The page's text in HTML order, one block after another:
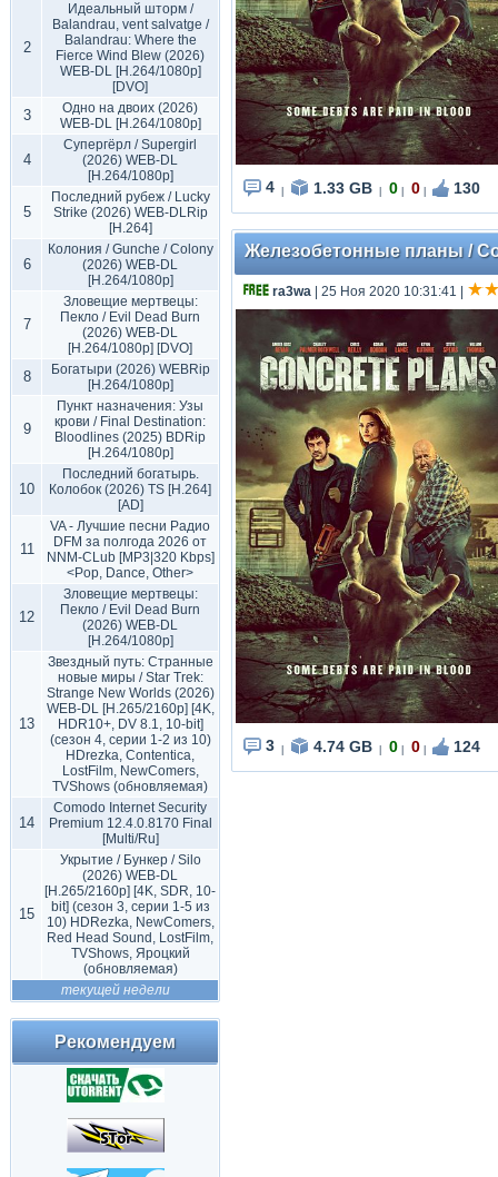
2
Идеальный шторм /
Balandrau, vent salvatge /
Balandrau: Where the
Fierce Wind Blew (2026)
WEB-DL [H.264/1080p]
[DVO]
3
Одно на двоих (2026)
WEB-DL [H.264/1080p]
4
Супергёрл / Supergirl
(2026) WEB-DL
[H.264/1080p]
5
Последний рубеж / Lucky
Strike (2026) WEB-DLRip
[H.264]
6
Колония / Gunche / Colony
(2026) WEB-DL
[H.264/1080p]
7
Зловещие мертвецы:
Пекло / Evil Dead Burn
(2026) WEB-DL
[H.264/1080p] [DVO]
8
Богатыри (2026) WEBRip
[H.264/1080p]
9
Пункт назначения: Узы
крови / Final Destination:
Bloodlines (2025) BDRip
[H.264/1080p]
10
Последний богатырь.
Колобок (2026) TS [H.264]
[AD]
11
VA - Лучшие песни Радио
DFM за полгода 2026 от
NNM-CLub [MP3|320 Kbps]
<Pop, Dance, Other>
12
Зловещие мертвецы:
Пекло / Evil Dead Burn
(2026) WEB-DL
[H.264/1080p]
13
Звездный путь: Странные
новые миры / Star Trek:
Strange New Worlds (2026)
WEB-DL [H.265/2160p] [4K,
HDR10+, DV 8.1, 10-bit]
(сезон 4, серии 1-2 из 10)
HDrezka, Contentica,
LostFilm, NewComers,
TVShows (обновляемая)
14
Comodo Internet Security
Premium 12.4.0.8170 Final
[Multi/Ru]
15
Укрытие / Бункер / Silo
(2026) WEB-DL
[H.265/2160p] [4K, SDR, 10-
bit] (сезон 3, серии 1-5 из
10) HDRezka, NewComers,
Red Head Sound, LostFilm,
TVShows, Яроцкий
(обновляемая)
текущей недели
Рекомендуем
4 1.33 GB 0 0 130
Железобетонные планы /
ra3wa | 25 Ноя 2020 10:31:41
3 4.74 GB 0 0 124